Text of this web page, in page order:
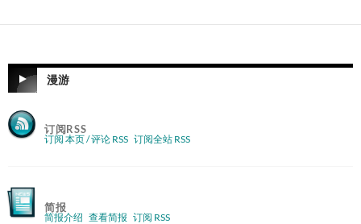
漫游
订阅RSS
订阅 本页 / 评论 RSS 订阅全站 RSS
简报
简报介绍 查看简报 订阅 RSS